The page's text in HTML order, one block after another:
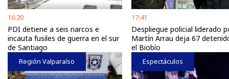
16:20
PDI detiene a seis narcos e
incauta fusiles de guerra en el sur
de Santiago
17:41
Despliegue policial liderado
Martín Arrau deja 67
el Biobío
Región Valparaíso Espectáculos